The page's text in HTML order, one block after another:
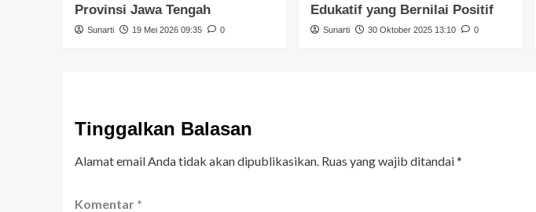
Provinsi Jawa Tengah
Sunarti 19 Mei 2026 09:35 0
Edukatif yang Bernilai Positif
Sunarti 30 Oktober 2025 13:10 0
Tinggalkan Balasan
Alamat email Anda tidak akan dipublikasikan. Ruas yang wajib ditandai*
Komentar *